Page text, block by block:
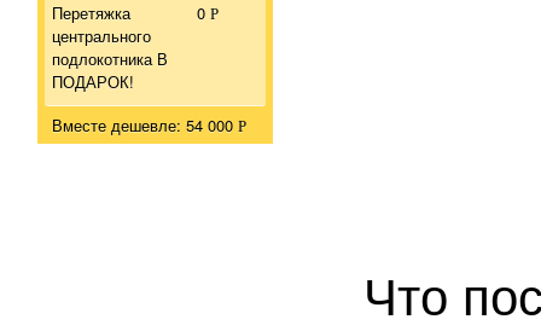
Перетяжка
центрального
подлокотника В
ПОДАРОК!
0 Р
Вместе дешевле: 54 000 Р
Что